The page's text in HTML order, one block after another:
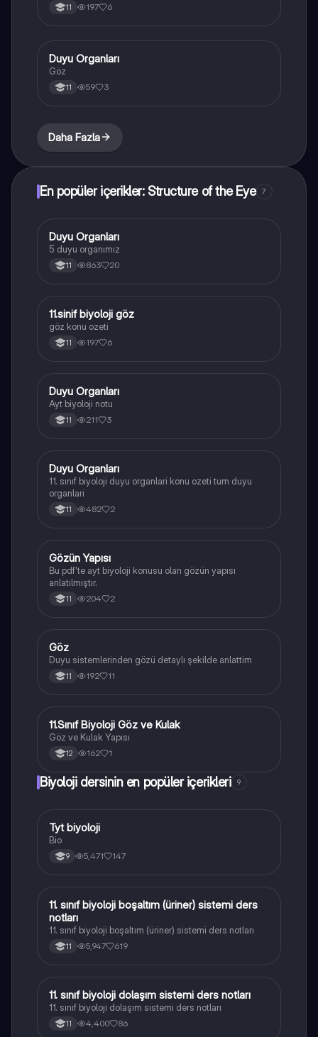
11 197 6
Biyoloji
Duyu Organları
Göz
11 59 3
Daha Fazla
En popüler içerikler: Structure of the Eye 7
Biyoloji
Duyu Organları
5 duyu organımız
11 863 20
Biyoloji
11.sinif biyoloji göz
göz konu ozeti
11 197 6
Biyoloji
Duyu Organları
Ayt biyoloji notu
11 211 3
Biyoloji
Duyu Organları
11. sınıf biyoloji duyu organlari konu ozeti tum duyu
organlari
11 482 2
Biyoloji
Gözün Yapısı
Bu pdf'te ayt biyoloji konusu olan gözün yapısı
anlatılmıştır.
11 204 2
Biyoloji
Göz
Duyu sistemlerinden gözü detaylı şekilde anlattim
11 192 11
Biyoloji
11.Sınıf Biyoloji Göz ve Kulak
Göz ve Kulak Yapısı
12 162 1
Biyoloji dersinin en popüler içerikleri 9
Biyoloji
Tyt biyoloji
Bio
9 5,471 147
Biyoloji
11. sınıf biyoloji boşaltım (üriner) sistemi ders
notları
11. sınıf biyoloji boşaltım (üriner) sistemi ders notları
11 5,947 619
Biyoloji
11. sınıf biyoloji dolaşım sistemi ders notları
11. sınıf biyoloji dolaşım sistemi ders notları
11 4,400 86